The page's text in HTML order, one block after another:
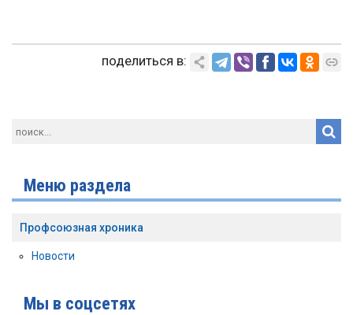
поделиться в:
Меню раздела
Профсоюзная хроника
Новости
Мы в соцсетях